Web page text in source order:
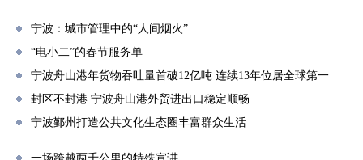
宁波：城市管理中的“人间烟火”
“电小二”的春节服务单
宁波舟山港年货物吞吐量首破12亿吨 连续13年位居全球第一
封区不封港 宁波舟山港外贸进出口稳定顺畅
宁波鄞州打造公共文化生态圈丰富群众生活